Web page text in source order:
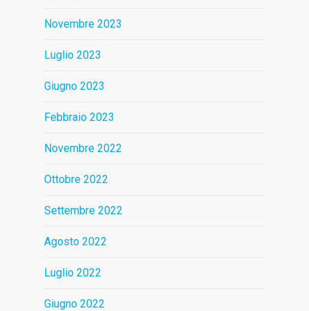
Novembre 2023
Luglio 2023
Giugno 2023
Febbraio 2023
Novembre 2022
Ottobre 2022
Settembre 2022
Agosto 2022
Luglio 2022
Giugno 2022